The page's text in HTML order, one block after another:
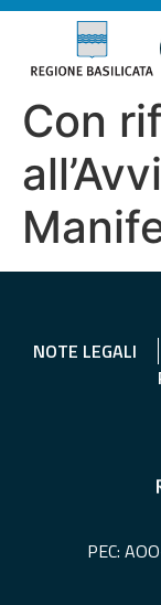
Con
NOTE LEGALI
PEC: